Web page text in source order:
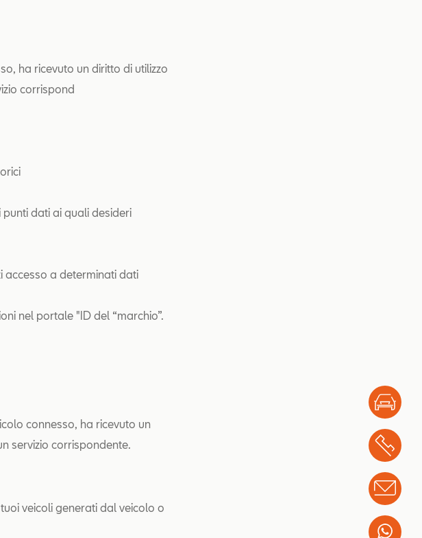
ha ricevuto un diritto di utilizzo
corrispond
dati ai quali desideri
accesso a determinati dati
nel portale "ID del “marchio”.
connesso, ha ricevuto un
servizio corrispondente.
veicoli generati dal veicolo o